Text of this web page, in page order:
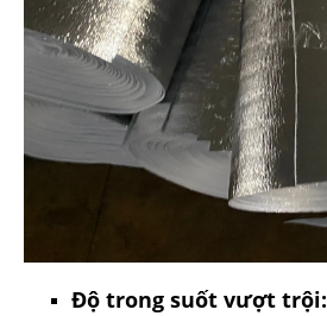
Độ trong suốt vượt trội: